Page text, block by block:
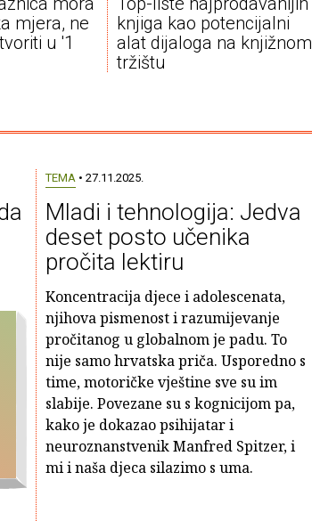
mjera, ne
u '1
knjiga kao potencijalni
alat dijaloga na knjižnom
tržištu
TEMA• 27.11.2025.
Mladi i tehnologija: Jedva
deset posto učenika
pročita lektiru
Koncentracija djece i adolescenata,
njihova pismenost i razumijevanje
pročitanog u globalnom je padu. To
nije samo hrvatska priča. Usporedno s
time, motoričke vještine sve su im
slabije. Povezane su s kognicijom pa,
kako je dokazao psihijatar i
neuroznanstvenik Manfred Spitzer, i
mi i naša djeca silazimo s uma.